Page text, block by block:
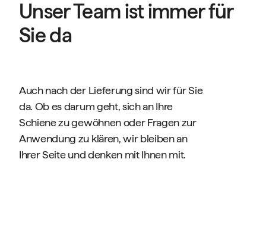
Unser Team ist immer für
Sie da
Auch nach der Lieferung sind wir für Sie
da. Ob es darum geht, sich an Ihre
Schiene zu gewöhnen oder Fragen zur
Anwendung zu klären, wir bleiben an
Ihrer Seite und denken mit Ihnen mit.